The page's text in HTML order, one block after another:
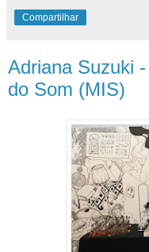
Compartilhar
Adriana Suzuki
do Som (MIS)